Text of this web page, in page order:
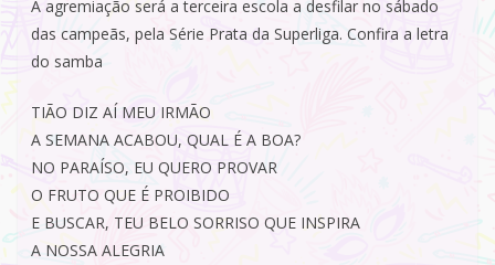
A agremiação será a terceira escola a desfilar no sábado
das campeãs, pela Série Prata da Superliga. Confira a letra
do samba
TIÃO DIZ AÍ MEU IRMÃO
A SEMANA ACABOU, QUAL É A BOA?
NO PARAÍSO, EU QUERO PROVAR
O FRUTO QUE É PROIBIDO
E BUSCAR, TEU BELO SORRISO QUE INSPIRA
A NOSSA ALEGRIA